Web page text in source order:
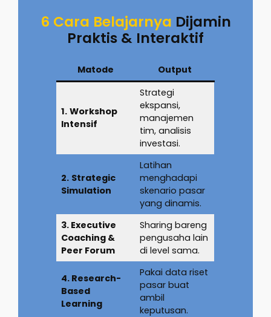
6 Cara Belajarnya Dijamin
Praktis & Interaktif
Matode Output
1. Workshop
Intensif
Strategi
ekspansi,
manajemen
tim, analisis
investasi.
2. Strategic
Simulation
Latihan
menghadapi
skenario pasar
yang dinamis.
3. Executive
Coaching &
Peer Forum
Sharing bareng
pengusaha lain
di level sama.
4. Research-
Based
Learning
Pakai data riset
pasar buat
ambil
keputusan.